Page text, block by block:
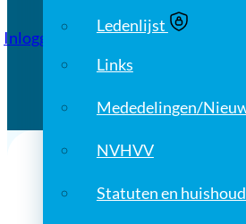
Ledenlijst
Links
Mededelingen/
NVHVV
Statuten en
Inloggen voor leden
Om in te